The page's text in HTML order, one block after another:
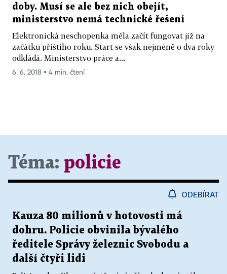
doby. Musí se ale bez nich obejít,
ministerstvo nemá technické řešení
Elektronická neschopenka měla začít fungovat již na
začátku příštího roku. Start se však nejméně o dva roky
odkládá. Ministerstvo práce a...
6. 6. 2018 ▪ 4 min. čtení
Téma: policie
ODEBÍRAT
Kauza 80 milionů v hotovosti má
dohru. Policie obvinila bývalého
ředitele Správy železnic Svobodu a
další čtyři lidi